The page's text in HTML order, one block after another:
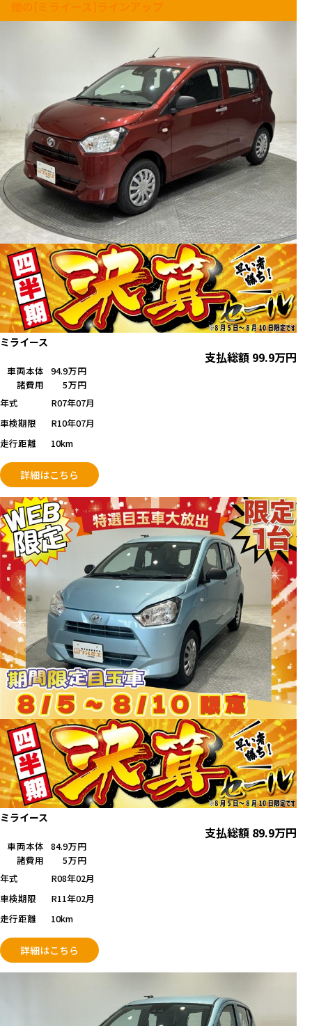
ミライース
支払総額 99.9万円
車両本体 94.9万円
諸費用
5万円
年式
R07年07月
車検期限
R10年07月
走行距離
10km
詳細はこちら
ミライース
支払総額 89.9万円
車両本体 84.9万円
諸費用
5万円
年式
R08年02月
車検期限
R11年02月
走行距離
10km
詳細はこちら